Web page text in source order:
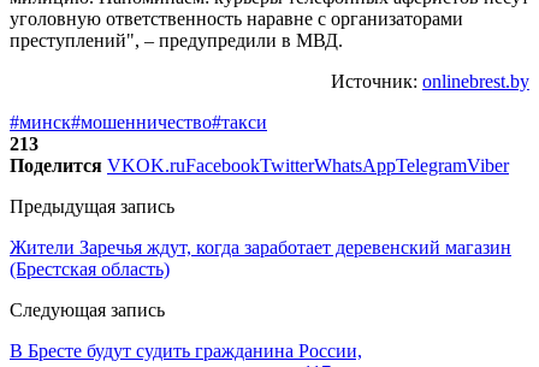
уголовную ответственность наравне с организаторами
преступлений", – предупредили в МВД.
Источник: onlinebrest.by
#минск#мошенничество#такси
213
Поделится VKOK.ruFacebookTwitterWhatsAppTelegramViber
Предыдущая запись
Жители Заречья ждут, когда заработает деревенский магазин
(Брестская область)
Следующая запись
В Бресте будут судить гражданина России,